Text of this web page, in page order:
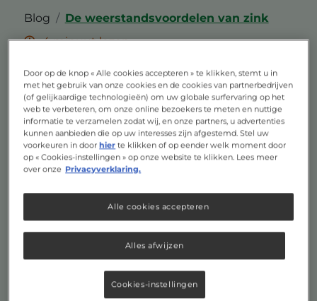
Blog
De weerstandsvoordelen van zink
4 minuut lezen
De weerstandsvoordelen
van zink
Zink: waar is dit
multifunctionele
mineraal goed
Zink uit de voeding is een onmisbaar mineraal
voor tal van lichaamsfuncties. Zink zorgt mede
Door op de knop « Alle cookies accepteren » te klikken, stemt u in
met het gebruik van onze cookies en de cookies van partnerbedrijven
(of gelijkaardige technologieën) om uw globale surfervaring op het
web te verbeteren, om onze online bezoekers te meten en nuttige
informatie te verzamelen zodat wij, en onze partners, u advertenties
kunnen aanbieden die op uw interesses zijn afgestemd. Stel uw
voorkeuren in doorhier te klikken of op eender welk moment door
op « Cookies-instellingen » op onze website te klikken. Lees meer
over onze Privacyverklaring.
Alles afwijzen
Alle cookies accepteren
Cookies-instellingen